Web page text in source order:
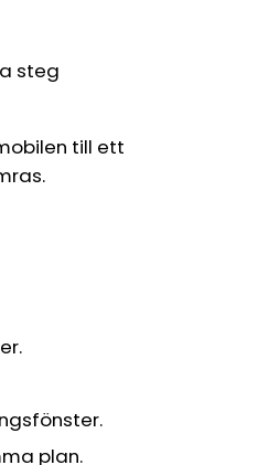
steg
till ett
plan.